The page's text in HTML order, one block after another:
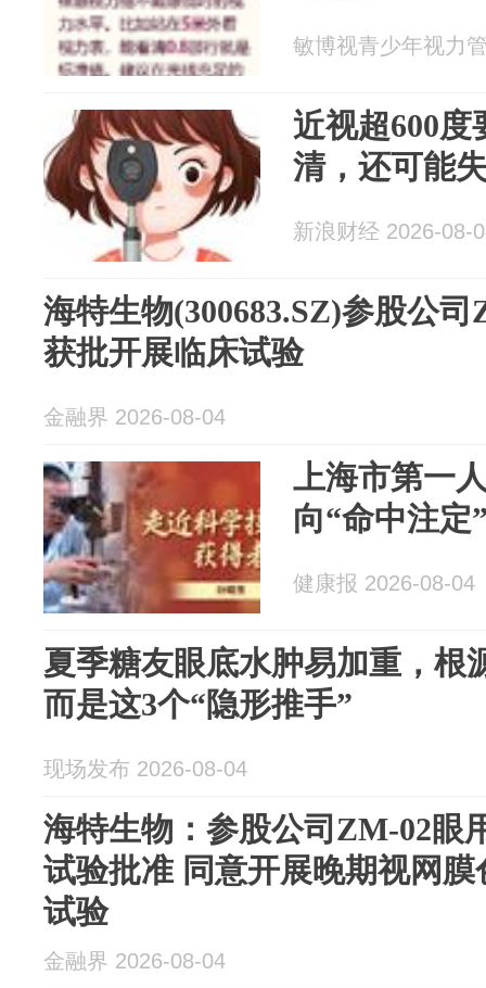
敏博视青少年视力
近视超600
清，还可能
新浪财经 2026-08-
海特生物(300683.SZ)参股公
获批开展临床试验
金融界 2026-08-04
上海市第一
向“命中注定
健康报 2026-08-04
夏季糖友眼底水肿易加重，根
而是这3个“隐形推手”
现场发布 2026-08-04
海特生物：参股公司ZM-02眼
试验批准 同意开展晚期视网
试验
金融界 2026-08-04